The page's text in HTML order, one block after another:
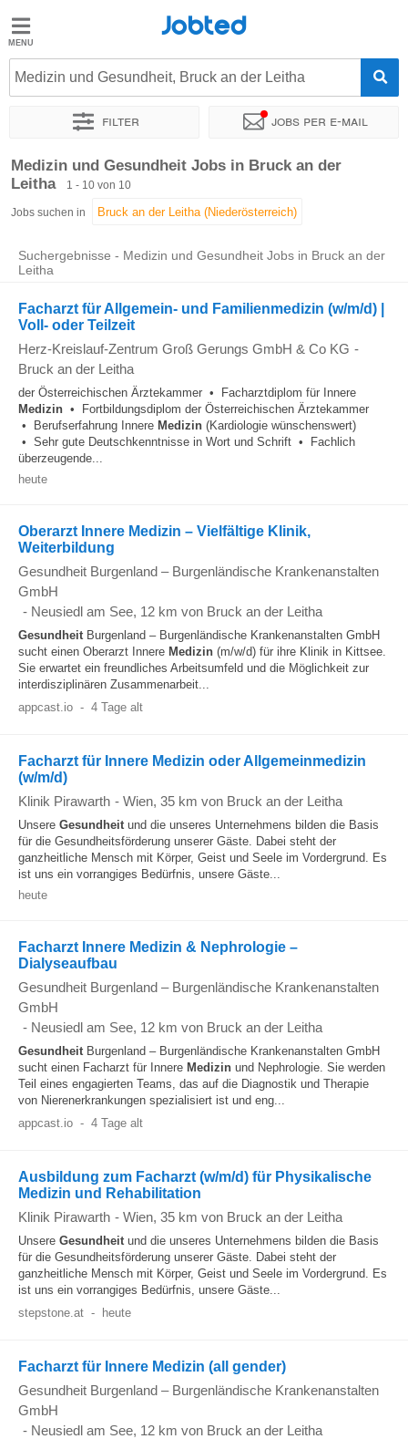
Jobted
Jobs
Jobted
Medizin und Gesundheit, Bruck an der Leitha
Filter Jobs per e-mail
Sortieren nach Genauer Standort
Medizin und Gesundheit Jobs in Bruck an der
Leitha
1 - 10 von 10
Jobs suchen in
Suchergebnisse - Medizin und Gesundheit Jobs in Bruck an der
Leitha
Facharzt für Allgemein- und Familienmedizin (w/m/d) |
Voll- oder Teilzeit
Herz-Kreislauf-Zentrum Groß Gerungs GmbH & Co KG -
Bruck an der Leitha
der Österreichischen Ärztekammer • Facharztdiplom für Innere
Medizin • Fortbildungsdiplom der Österreichischen Ärztekammer
• Berufserfahrung Innere Medizin (Kardiologie wünschenswert)
• Sehr gute Deutschkenntnisse in Wort und Schrift • Fachlich
überzeugende...
heute
Oberarzt Innere Medizin – Vielfältige Klinik,
Weiterbildung
Gesundheit Burgenland – Burgenländische Krankenanstalten
GmbH
- Neusiedl am See, 12 km von Bruck an der Leitha
GesundheitBurgenland – Burgenländische Krankenanstalten GmbH
sucht einen Oberarzt Innere Medizin (m/w/d) für ihre Klinik in Kittsee.
Sie erwartet ein freundliches Arbeitsumfeld und die Möglichkeit zur
interdisziplinären Zusammenarbeit...
appcast.io - 4 Tage alt
Facharzt für Innere Medizin oder Allgemeinmedizin
(w/m/d)
Klinik Pirawarth - Wien, 35 km von Bruck an der Leitha
Unsere Gesundheitund die unseres Unternehmens bilden die Basis
für die Gesundheitsförderung unserer Gäste. Dabei steht der
ganzheitliche Mensch mit Körper, Geist und Seele im Vordergrund. Es
ist uns ein vorrangiges Bedürfnis, unsere Gäste...
heute
Facharzt Innere Medizin & Nephrologie –
Dialyseaufbau
Gesundheit Burgenland – Burgenländische Krankenanstalten
GmbH
- Neusiedl am See, 12 km von Bruck an der Leitha
GesundheitBurgenland – Burgenländische Krankenanstalten GmbH
sucht einen Facharzt für Innere Medizin und Nephrologie. Sie werden
Teil eines engagierten Teams, das auf die Diagnostik und Therapie
von Nierenerkrankungen spezialisiert ist und eng...
appcast.io - 4 Tage alt
Ausbildung zum Facharzt (w/m/d) für Physikalische
Medizin und Rehabilitation
Klinik Pirawarth - Wien, 35 km von Bruck an der Leitha
Unsere Gesundheitund die unseres Unternehmens bilden die Basis
für die Gesundheitsförderung unserer Gäste. Dabei steht der
ganzheitliche Mensch mit Körper, Geist und Seele im Vordergrund. Es
ist uns ein vorrangiges Bedürfnis, unsere Gäste...
stepstone.at - heute
Facharzt für Innere Medizin (all gender)
Gesundheit Burgenland – Burgenländische Krankenanstalten
GmbH
- Neusiedl am See, 12 km von Bruck an der Leitha